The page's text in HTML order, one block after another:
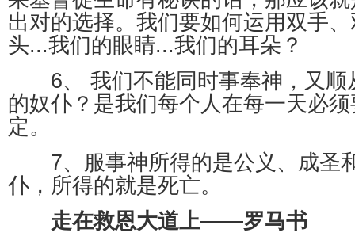
出对的选择。我们要如何运用双手
头...我们的眼睛...我们的耳朵？
6、 我们不能同时事奉神，又顺
的奴仆？是我们每个人在每一天必
定。
7、服事神所得的是公义、成圣
仆，所得的就是死亡。
走在救恩大道上——罗马书